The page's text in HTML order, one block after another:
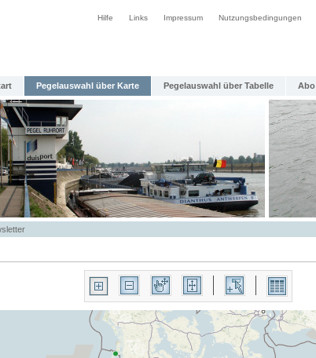
Hilfe Links Impressum Nutzungsbedingungen
Pegelauswahl über Karte Pegelauswahl über Tabelle Abo